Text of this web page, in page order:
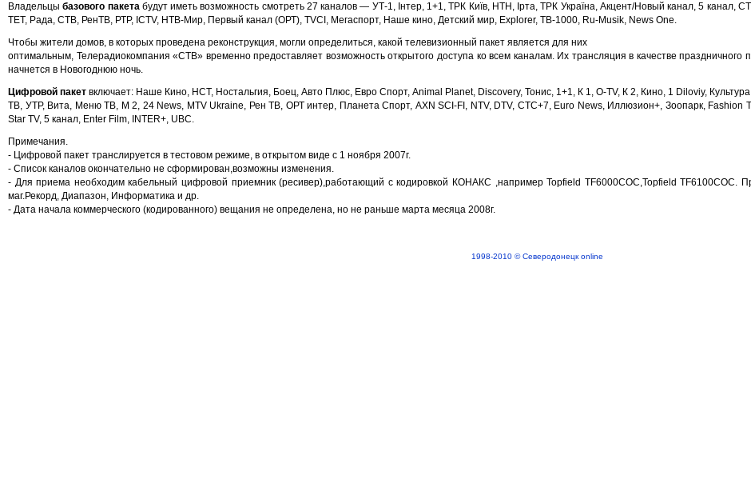
Владельцыбазового пакетабудут иметь возможность смотреть 27 каналов — УТ-1, Інтер, 1+1, ТРК Київ, НТН, Ірта, ТРК Україна, Акцент/Новый канал, 5 канал,
ТЕТ, Рада, СТВ, РенТВ, РТР, ІСТV, НТВ-Мир, Первый канал (ОРТ), ТVСІ, Мегаспорт, Наше кино, Детский мир, Explorer, ТВ-1000, Ru-Musik, News One.
Чтобы жители домов, в которых проведена реконструкция, могли определиться, какой телевизионный пакет является для них
оптимальным, Телерадиокомпания «СТВ» временно предоставляет возможность открытого доступа ко всем каналам. Их трансляция в качестве праздничного
начнется в Новогоднюю ночь.
Цифровой пакет включает: Наше Кино, НСТ, Ностальгия, Боец, Авто Плюс, Евро Спорт, Animal Planet, Discovery, Тонис, 1+1, К 1, O-TV, К 2, Кино, 1 Diloviy,
ТВ, УТР, Вита, Меню ТВ, М 2, 24 News, MTV Ukraine, Рен ТВ, ОРТ интер, Планета Спорт, AXN SCI-FI, NTV, DTV, CTC+7, Euro News, Иллюзион+, Зоопарк, Fashion
Star TV, 5 канал, Enter Film, INTER+, UBC.
Примечания.
- Цифровой пакет транслируется в тестовом режиме, в открытом виде с 1 ноября 2007г.
- Список каналов окончательно не сформирован,возможны изменения.
- Для приема необходим кабельный цифровой приемник (ресивер),работающий с кодировкой КОНАКС ,например Topfield TF6000COC,Topfield TF6100COC.
маг.Рекорд, Диапазон, Информатика и др.
- Дата начала коммерческого (кодированного) вещания не определена, но не раньше марта месяца 2008г.
1998-2010 © Северодонецк online